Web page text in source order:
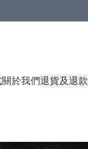
關於我們退貨及退